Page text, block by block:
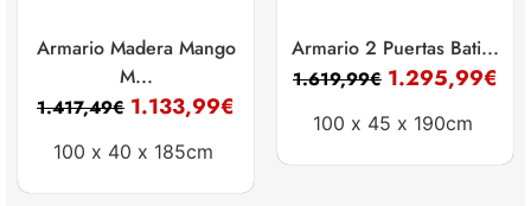
Armario Madera Mango
M...
1.417,49€ 1.133,99€
100 x 40 x 185cm
Armario 2 Puertas Bati...
1.619,99€ 1.295,99€
100 x 45 x 190cm